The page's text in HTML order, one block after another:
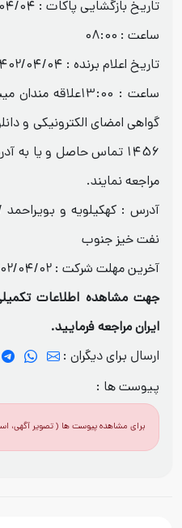
تاریخ بازگشایی پاکات : 1402/04/04
ساعت : 08:00
تاریخ اعلام برنده : 1402/04/04
ساعت :
گواهی امضای الکترونیکی و
مراجعه نمایند.
آدرس : كهكيلويه و
نفت خیز جنوب
آخرین مهلت شرکت : 04/02 20:30:00
جهت مشاهده اطلاعات
ایران مراجعه فرمایید.
ارسال برای دیگران :
پیوست ها :
برای مشاهده پیوست ها ( تصویر آگهی،